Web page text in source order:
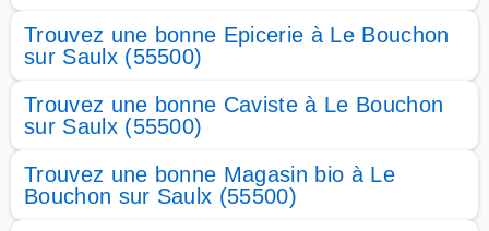
Trouvez une bonne Epicerie à Le Bouchon
sur Saulx (55500)
Trouvez une bonne Caviste à Le Bouchon
sur Saulx (55500)
Trouvez une bonne Magasin bio à Le
Bouchon sur Saulx (55500)